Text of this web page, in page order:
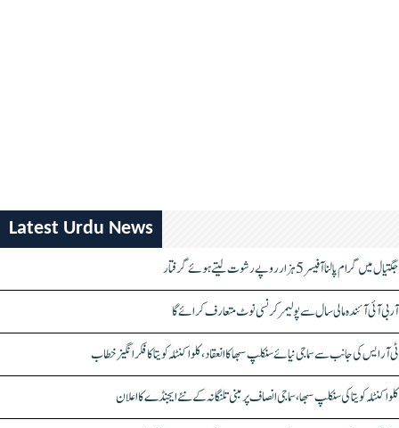
Latest Urdu News
جگتیال میں گرام پالنا آفیسر 5 ہزار روپے رشوت لیتے ہوئے گرفتار
آر بی آئی آئندہ مالی سال سے پولیمر کرنسی نوٹ متعارف کرائے گا
ٹی آر ایس کی جانب سے سماجی نیائے سنکلپ سبھا کا انعقاد، کلواکنٹلہ کویتا کا فکر انگیز خطاب
کلواکنٹلہ کویتا کی سنکلپ سبھا، سماجی انصاف پر مبنی تلنگانہ کے نئے ایجنڈے کا اعلان